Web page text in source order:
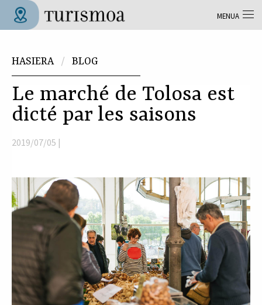
Skip to main content
HASIERA
BLOG
Le marché de Tolosa est
dicté par les saisons
2019/07/05 |
MENUA